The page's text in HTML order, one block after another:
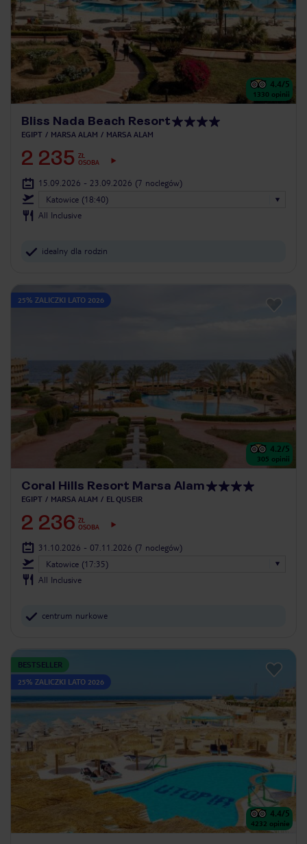
4.4/5
1330 opinii
Bliss Nada Beach Resort
EGIPT MARSA ALAM MARSA ALAM
2 235 ZŁ
OSOBA
15.09.2026 - 23.09.2026 (7 noclegów)
Katowice (18:40)
All Inclusive
idealny dla rodzin
25% ZALICZKI LATO 2026
4.2/5
305 opinii
Coral Hills Resort Marsa Alam
EGIPT MARSA ALAM EL QUSEIR
2 236 ZŁ
OSOBA
31.10.2026 - 07.11.2026 (7 noclegów)
Katowice (17:35)
All Inclusive
centrum nurkowe
BESTSELLER
25% ZALICZKI LATO 2026
4.4/5
4232 opinie